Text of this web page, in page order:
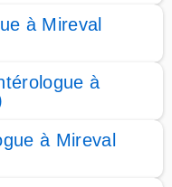
à Mireval
à
à Mireval